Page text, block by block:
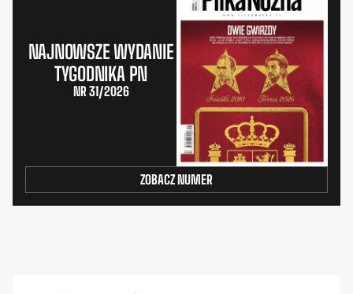
NAJNOWSZE WYDANIE
TYGODNIKA PN
NR 31/2026
ZOBACZ NUMER